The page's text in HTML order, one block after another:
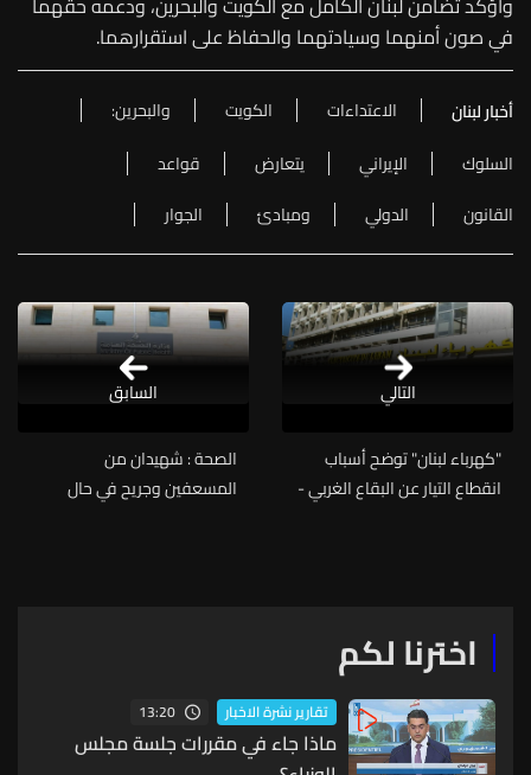
في صون أمنهما وسيادتهما والحفاظ على استقرارهما.
أخبار لبنان الاعتداءات الكويت
والبحرين:
السلوك
الإيراني يتعارض
قواعد
القانون
الدولي ومبادئ الجوار
التالي
"كهرباء لبنان" توضح أسباب
انقطاع التيار عن البقاع الغربي -
الصحة : شهيدان من
المسعفين وجريح في حال
السابق
اخترنا لكم
تقارير نشرة الاخبار 13:20
ماذا جاء في مقررات جلسة مجلس